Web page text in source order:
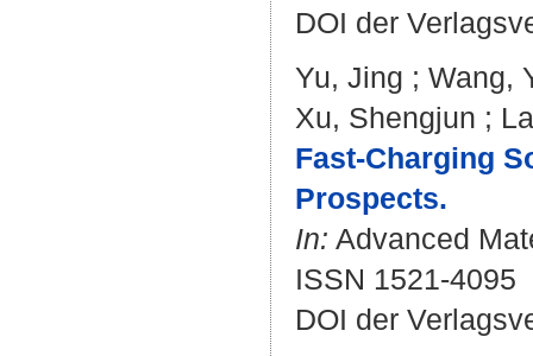
DOI der
Yu, Jing ; Wang,
Xu, Shengjun ;
Fast-Charging
Prospects.
In: Advanced
ISSN 1521-4095
DOI der